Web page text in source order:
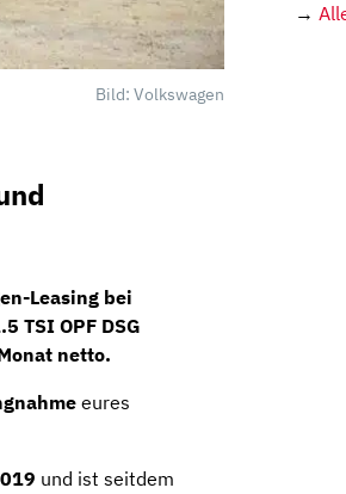
Bild: Volkswagen
Leasing bei
TSI OPF DSG
netto.
eures
und ist seitdem
→